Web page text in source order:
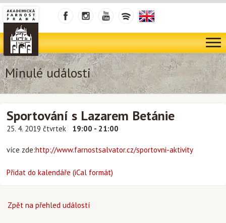
Minulé události
Sportování s Lazarem Betánie
25. 4. 2019 čtvrtek 19:00 - 21:00
více zde:http://www.farnostsalvator.cz/sportovni-aktivity
Přidat do kalendáře (iCal formát)
Zpět na přehled událostí